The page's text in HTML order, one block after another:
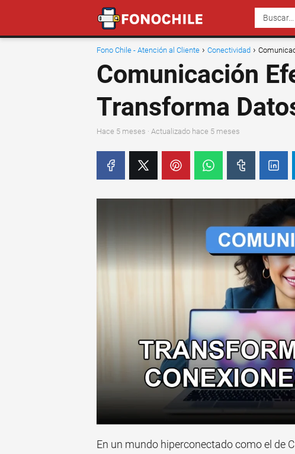
Fono Chile - Atención al Cliente Conectividad
Comunicación
Transforma
hace 5 meses · Actualizado hace 5 meses
En un mundo hiperconectado como el de